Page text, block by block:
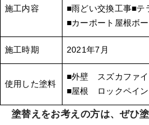
施工内容
■雨どい交換工事■テ
■カーポート屋根ボ
施工時期 2021年7月
使用した塗料
■外壁 スズカファイ
■屋根 ロックペイン
塗替えをお考えの方は、ぜひ